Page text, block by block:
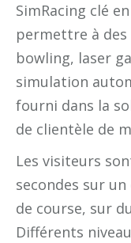
SimRacing clé
permettre à
bowling, laser
simulation
fourni dans la
de clientèle de
Les visiteurs
secondes sur
de course, sur
Différents